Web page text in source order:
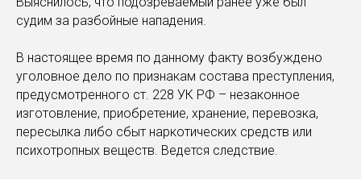
судим за разбойные нападения.
В настоящее время по данному факту возбуждено
уголовное дело по признакам состава преступления,
предусмотренного ст. 228 УК РФ – незаконное
изготовление, приобретение, хранение, перевозка,
пересылка либо сбыт наркотических средств или
психотропных веществ. Ведется следствие.